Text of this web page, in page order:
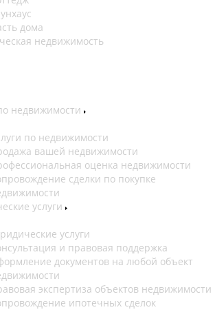
дома
недвижимость
недвижимости
по недвижимости
вашей недвижимости
оценка недвижимости
сделки по покупке
услуги
услуги
и правовая поддержка
документов на любой объект
экспертиза объектов недвижимости
ипотечных сделок